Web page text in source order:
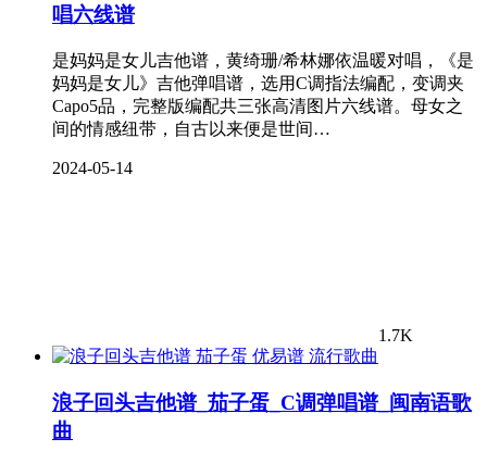
唱六线谱
是妈妈是女儿吉他谱，黄绮珊/希林娜依温暖对唱，《是
妈妈是女儿》吉他弹唱谱，选用C调指法编配，变调夹
Capo5品，完整版编配共三张高清图片六线谱。母女之
间的情感纽带，自古以来便是世间…
2024-05-14
1.7K
流行歌曲
浪子回头吉他谱_茄子蛋_C调弹唱谱_闽南语歌
曲